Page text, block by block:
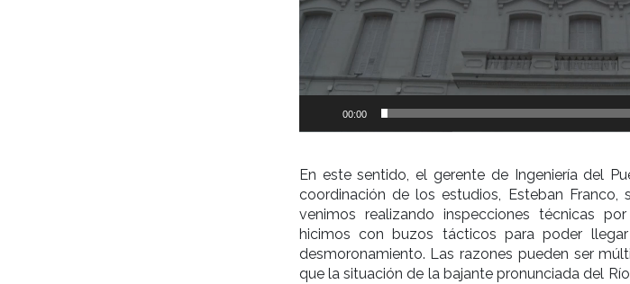
00:00
En este sentido, el gerente de Ingeniería del
coordinación de los estudios, Esteban Franco,
venimos realizando inspecciones técnicas
hicimos con buzos tácticos para poder
desmoronamiento. Las razones pueden ser
que la situación de la bajante pronunciada del